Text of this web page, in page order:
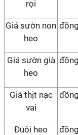
rọi
Giá sườn non
heo
Giá sườn già
heo
Giá thịt nạc
vai
Đuôi heo